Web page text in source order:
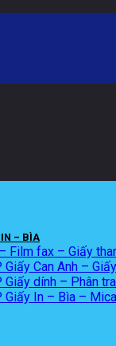
– BÌA
Film fax – Giấy
Giấy Can Anh –
Giấy dính – Phân
Giấy In – Bìa – Mica